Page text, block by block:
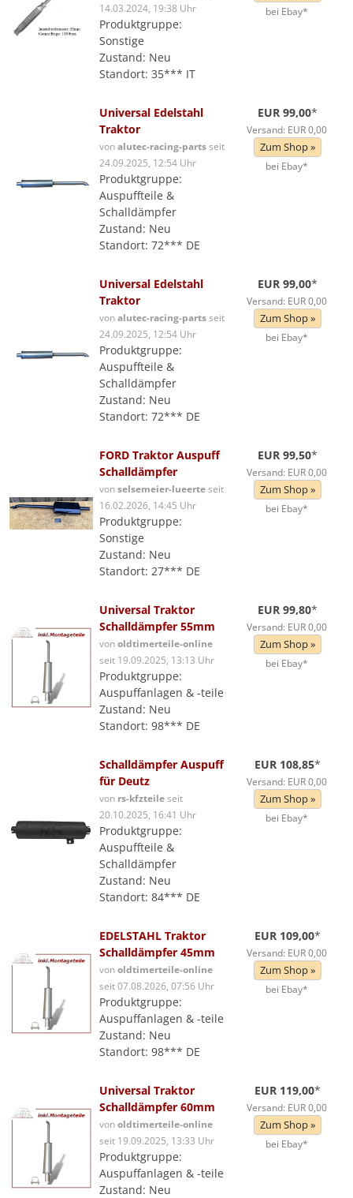
14.03.2024, 19:38 Uhr
Produktgruppe:
Sonstige
Zustand: Neu
Standort: 35*** IT
bei Ebay*
Universal Edelstahl
Traktor
vonalutec-racing-partsseit
24.09.2025, 12:54 Uhr
Produktgruppe:
Auspuffteile &
Schalldämpfer
Zustand: Neu
Standort: 72*** DE
EUR 99,00*
Versand: EUR 0,00
Zum Shop »
bei Ebay*
Universal Edelstahl
Traktor
vonalutec-racing-partsseit
24.09.2025, 12:54 Uhr
Produktgruppe:
Auspuffteile &
Schalldämpfer
Zustand: Neu
Standort: 72*** DE
EUR 99,00*
Versand: EUR 0,00
Zum Shop »
bei Ebay*
FORD Traktor Auspuff
Schalldämpfer
vonselsemeier-lueerteseit
16.02.2026, 14:45 Uhr
Produktgruppe:
Sonstige
Zustand: Neu
Standort: 27*** DE
EUR 99,50*
Versand: EUR 0,00
Zum Shop »
bei Ebay*
Universal Traktor
Schalldämpfer 55mm
vonoldtimerteile-online
seit 19.09.2025, 13:13 Uhr
Produktgruppe:
Auspuffanlagen & -teile
Zustand: Neu
Standort: 98*** DE
EUR 99,80*
Versand: EUR 0,00
Zum Shop »
bei Ebay*
Schalldämpfer Auspuff
für Deutz
von rs-kfzteileseit
20.10.2025, 16:41 Uhr
Produktgruppe:
Auspuffteile &
Schalldämpfer
Zustand: Neu
Standort: 84*** DE
EUR 108,85*
Versand: EUR 0,00
Zum Shop »
bei Ebay*
EDELSTAHL Traktor
Schalldämpfer 45mm
vonoldtimerteile-online
seit 07.08.2026, 07:56 Uhr
Produktgruppe:
Auspuffanlagen & -teile
Zustand: Neu
Standort: 98*** DE
EUR 109,00*
Versand: EUR 0,00
Zum Shop »
bei Ebay*
Universal Traktor
Schalldämpfer 60mm
vonoldtimerteile-online
seit 19.09.2025, 13:33 Uhr
Produktgruppe:
Auspuffanlagen & -teile
Zustand: Neu
EUR 119,00*
Versand: EUR 0,00
Zum Shop »
bei Ebay*